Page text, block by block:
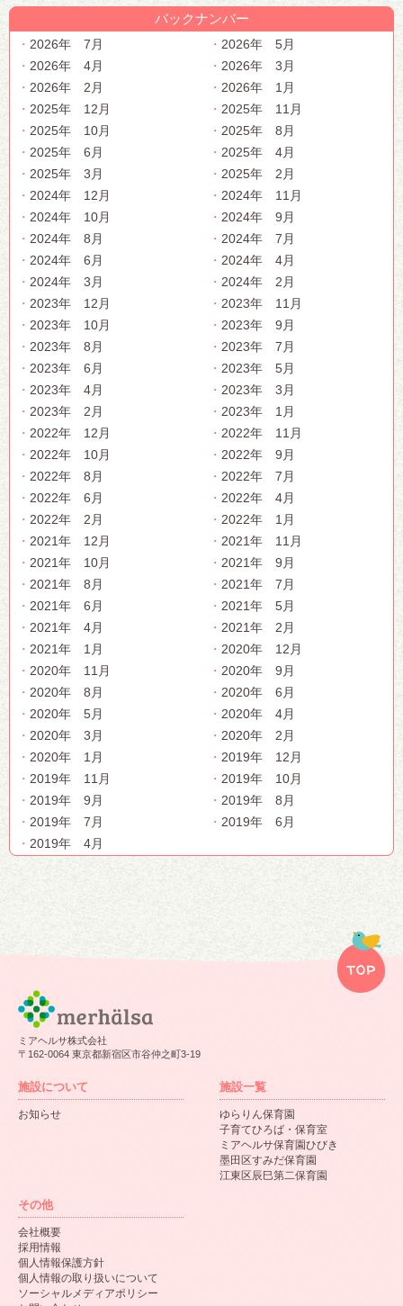
バックナンバー
2026年 7月
2026年 5月
2026年 4月
2026年 3月
2026年 2月
2026年 1月
2025年 12月
2025年 11月
2025年 10月
2025年 8月
2025年 6月
2025年 4月
2025年 3月
2025年 2月
2024年 12月
2024年 11月
2024年 10月
2024年 9月
2024年 8月
2024年 7月
2024年 6月
2024年 4月
2024年 3月
2024年 2月
2023年 12月
2023年 11月
2023年 10月
2023年 9月
2023年 8月
2023年 7月
2023年 6月
2023年 5月
2023年 4月
2023年 3月
2023年 2月
2023年 1月
2022年 12月
2022年 11月
2022年 10月
2022年 9月
2022年 8月
2022年 7月
2022年 6月
2022年 4月
2022年 2月
2022年 1月
2021年 12月
2021年 11月
2021年 10月
2021年 9月
2021年 8月
2021年 7月
2021年 6月
2021年 5月
2021年 4月
2021年 2月
2021年 1月
2020年 12月
2020年 11月
2020年 9月
2020年 8月
2020年 6月
2020年 5月
2020年 4月
2020年 3月
2020年 2月
2020年 1月
2019年 12月
2019年 11月
2019年 10月
2019年 9月
2019年 8月
2019年 7月
2019年 6月
2019年 4月
ミアヘルサ株式会社
〒162-0064 東京都新宿区市谷仲之町3-19
施設について
お知らせ
施設一覧
ゆらりん保育園
子育てひろば・保育室
ミアヘルサ保育園ひびき
墨田区すみだ保育園
江東区辰巳第二保育園
その他
会社概要
採用情報
個人情報保護方針
個人情報の取り扱いについて
ソーシャルメディアポリシー